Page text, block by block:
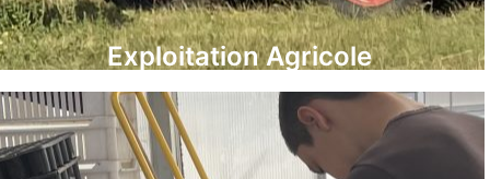
Exploitation Agricole